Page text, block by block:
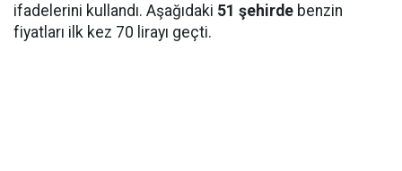
ifadelerini kullandı. Aşağıdaki 51 şehirde benzin
fiyatları ilk kez 70 lirayı geçti.